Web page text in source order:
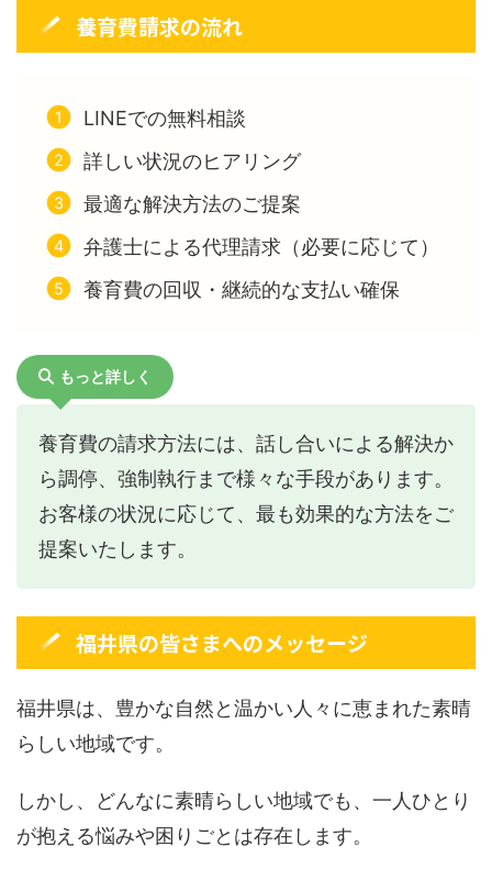
養育費請求の流れ
LINEでの無料相談
詳しい状況のヒアリング
最適な解決方法のご提案
弁護士による代理請求（必要に応じて）
養育費の回収・継続的な支払い確保
もっと詳しく
養育費の請求方法には、話し合いによる解決か
ら調停、強制執行まで様々な手段があります。
お客様の状況に応じて、最も効果的な方法をご
提案いたします。
福井県の皆さまへのメッセージ
福井県は、豊かな自然と温かい人々に恵まれた素晴
らしい地域です。
しかし、どんなに素晴らしい地域でも、一人ひとり
が抱える悩みや困りごとは存在します。